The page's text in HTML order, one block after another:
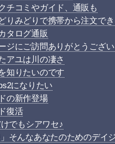
チコミやガイド、通販も
りみどりで携帯から注文で
タログ通販
ジにご訪問ありがとうござ
アユは川の凄さ
知りたいのです
になりたい
の新作登場
復活
でもシアワセ♪
」そんなあなたのためのデイ